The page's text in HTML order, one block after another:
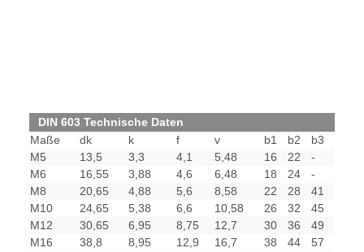
DIN 603 Technische Daten
Maße
dk k f v b1 b2
b3
M5
13,5 3,3 4,1 5,48 16 22
-
M6
16,55 3,88 4,6 6,48 18 24
-
M8
20,65 4,88 5,6 8,58 22 28
41
M10
24,65 5,38 6,6 10,58 26 32
45
M12
30,65 6,95 8,75 12,7 30 36
49
M16
38,8 8,95 12,9 16,7 38 44
57